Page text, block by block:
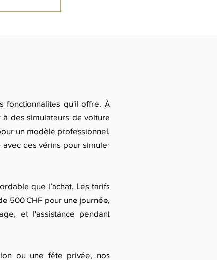
fonctionnalités qu'il offre. À
des simulateurs de voiture
un modèle professionnel.
des vérins pour simuler
que l’achat. Les tarifs
500 CHF pour une journée,
et l'assistance pendant
ou une fête privée, nos